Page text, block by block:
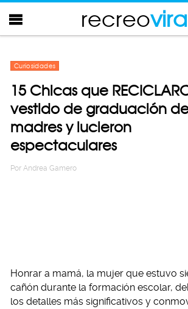
recreo
Curiosidades
15 Chicas que
vestido de graduación de
madres y lucieron
espectaculares
Por Andrea Gamero
Honrar a mamá, la mujer que estuvo
cañón durante la formación escolar,
los detalles más significativos y